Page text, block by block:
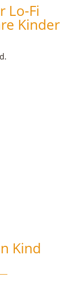
Lo-Fi
Kinder
Kind